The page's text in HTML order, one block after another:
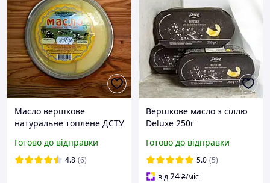
Масло вершкове
натуральне топлене ДСТУ
Готово до відправки
4.8 (6)
Вершкове масло з сіллю
Deluxe 250г
Готово до відправки
5.0 (5)
від24₴/міс